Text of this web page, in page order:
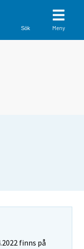
Sök Meny
finns på